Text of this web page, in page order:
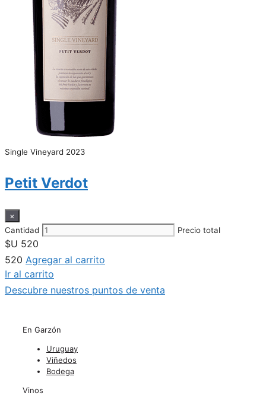
Single Vineyard 2023
Petit Verdot
×
Cantidad
Precio total
$U 520
520 Agregar al carrito
Ir al carrito
Descubre nuestros puntos de venta
En Garzón
Uruguay
Viñedos
Bodega
Vinos